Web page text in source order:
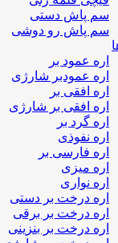
سم پاش دستی
سم پاش رو دوشی
اره عمود بر
اره عمودبر شارژی
اره افقی بر
اره افقی بر شارژی
اره گرد بر
اره نفوذی
اره فارسی بر
اره میزی
اره نواری
اره درخت بر دستی
اره درخت بر برقی
اره درخت بر بنزینی